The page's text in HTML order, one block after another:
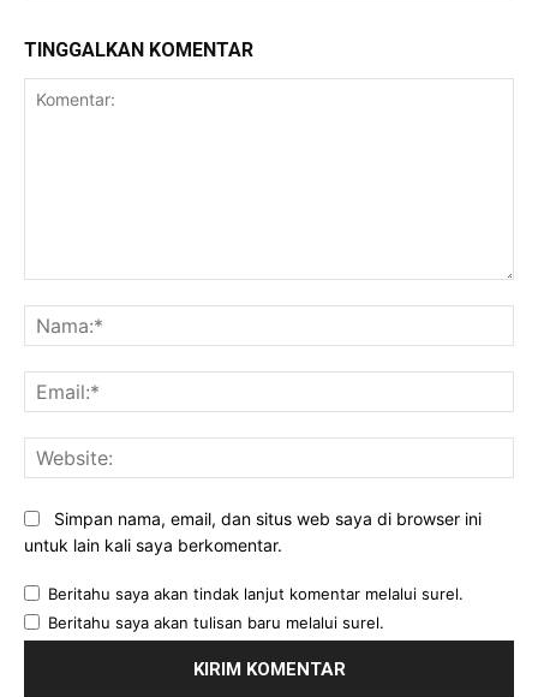
TINGGALKAN KOMENTAR
Simpan nama, email, dan situs web saya di browser ini
untuk lain kali saya berkomentar.
Beritahu saya akan tindak lanjut komentar melalui surel.
Beritahu saya akan tulisan baru melalui surel.